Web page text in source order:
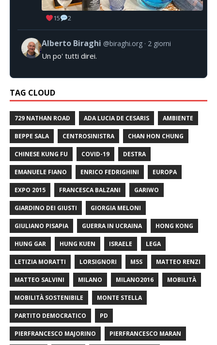
15 2
Alberto Biraghi @biraghi.org 2 giorni
Un po' tutti direi.
TAG CLOUD
729 NATHAN ROAD ADA LUCIA DE CESARIS AMBIENTE
BEPPE SALA CENTROSINISTRA CHAN HON CHUNG
CHINESE KUNG FU COVID-19 DESTRA
EMANUELE FIANO ENRICO FEDRIGHINI EUROPA
EXPO 2015 FRANCESCA BALZANI GARIWO
GIARDINO DEI GIUSTI GIORGIA MELONI
GIULIANO PISAPIA GUERRA IN UCRAINA HONG KONG
HUNG GAR HUNG KUEN ISRAELE LEGA
LETIZIA MORATTI LORSIGNORI M5S MATTEO RENZI
MATTEO SALVINI MILANO MILANO2016 MOBILITÀ
MOBILITÀ SOSTENIBILE MONTE STELLA
PARTITO DEMOCRATICO PD
PIERFRANCESCO MAJORINO PIERFRANCESCO MARAN